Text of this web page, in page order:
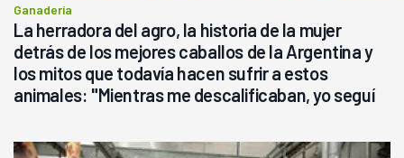
Ganadería
La herradora del agro, la historia de la mujer
detrás de los mejores caballos de la Argentina y
los mitos que todavía hacen sufrir a estos
animales: "Mientras me descalificaban, yo seguí